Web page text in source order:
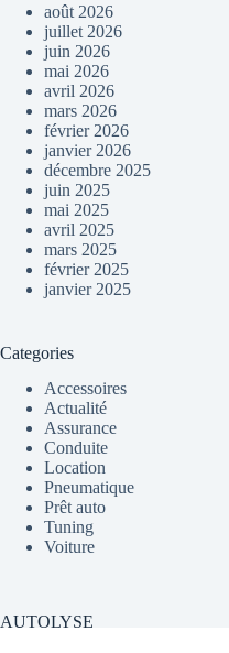
août 2026
juillet 2026
juin 2026
mai 2026
avril 2026
mars 2026
février 2026
janvier 2026
décembre 2025
juin 2025
mai 2025
avril 2025
mars 2025
février 2025
janvier 2025
Categories
Accessoires
Actualité
Assurance
Conduite
Location
Pneumatique
Prêt auto
Tuning
Voiture
AUTOLYSE